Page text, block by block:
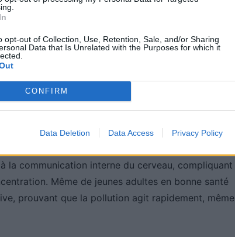
opt-out of Collection, Use, Retention, Sale, and/or Sharing
Data that Is Unrelated with the Purposes for which it
CONFIRM
Data Deletion Data Access Privacy Policy
cérébrale en
effets rapides
ont observé une baisse importante de la
après une courte exposition aux gaz
la communication interne du cerveau, compliquant
Même de jeunes adultes en bonne santé
prouvant que la pollution agit rapidement, même